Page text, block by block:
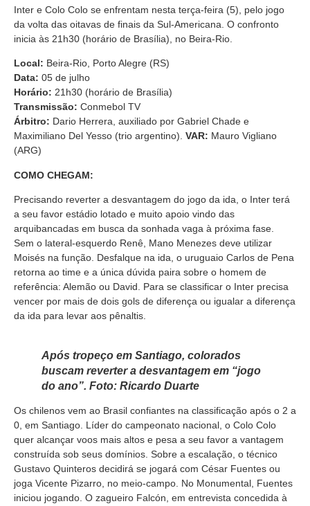
Inter e Colo Colo se enfrentam nesta terça-feira (5), pelo jogo
da volta das oitavas de finais da Sul-Americana. O confronto
inicia às 21h30 (horário de Brasília), no Beira-Rio.
Local: Beira-Rio, Porto Alegre (RS)
Data: 05 de julho
Horário: 21h30 (horário de Brasília)
Transmissão: Conmebol TV
Árbitro: Dario Herrera, auxiliado por Gabriel Chade e
Maximiliano Del Yesso (trio argentino). VAR: Mauro Vigliano
(ARG)
COMO CHEGAM:
Precisando reverter a desvantagem do jogo da ida, o Inter terá
a seu favor estádio lotado e muito apoio vindo das
arquibancadas em busca da sonhada vaga à próxima fase.
Sem o lateral-esquerdo Renê, Mano Menezes deve utilizar
Moisés na função. Desfalque na ida, o uruguaio Carlos de Pena
retorna ao time e a única dúvida paira sobre o homem de
referência: Alemão ou David. Para se classificar o Inter precisa
vencer por mais de dois gols de diferença ou igualar a diferença
da ida para levar aos pênaltis.
Após tropeço em Santiago, colorados
buscam reverter a desvantagem em “jogo
do ano”. Foto: Ricardo Duarte
Os chilenos vem ao Brasil confiantes na classificação após o 2 a
0, em Santiago. Líder do campeonato nacional, o Colo Colo
quer alcançar voos mais altos e pesa a seu favor a vantagem
construída sob seus domínios. Sobre a escalação, o técnico
Gustavo Quinteros decidirá se jogará com César Fuentes ou
joga Vicente Pizarro, no meio-campo. No Monumental, Fuentes
iniciou jogando. O zagueiro Falcón, em entrevista concedida à